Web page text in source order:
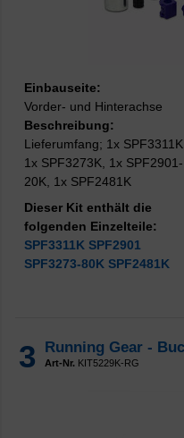
Einbauseite:
Vorder- und Hinterachse
Beschreibung:
Lieferumfang; 1x
1x SPF3273K, 1x SPF2901-
20K, 1x SPF2481K
Dieser Kit enthält die
folgenden Einzelteile:
SPF3311K SPF2901
SPF3273-80K SPF2481K
3 Running Gear -
Art-Nr. KIT5229K-RG